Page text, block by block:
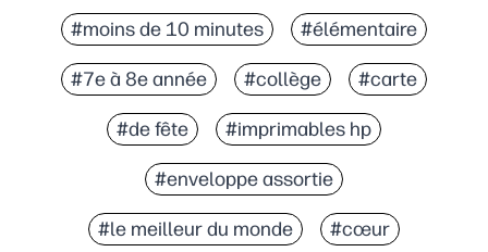
#moins de 10 minutes #élémentaire
#7e à 8e année #collège #carte
#de fête #imprimables hp
#enveloppe assortie
#le meilleur du monde #cœur